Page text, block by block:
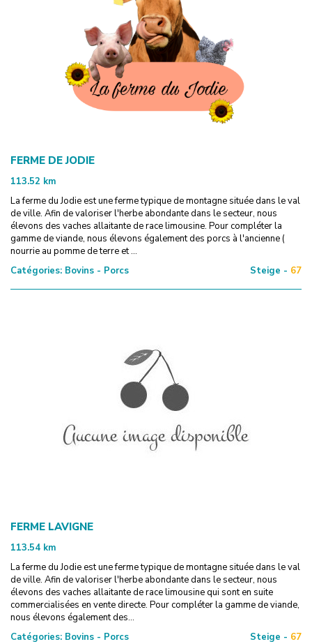
FERME DE JODIE
113.52 km
La ferme du Jodie est une ferme typique de montagne située dans le val
de ville. Afin de valoriser l'herbe abondante dans le secteur, nous
élevons des vaches allaitante de race limousine. Pour compléter la
gamme de viande, nous élevons également des porcs à l'ancienne (
nourrie au pomme de terre et ...
Catégories: Bovins - Porcs Steige - 67
FERME LAVIGNE
113.54 km
La ferme du Jodie est une ferme typique de montagne située dans le val
de ville. Afin de valoriser l'herbe abondante dans le secteur, nous
élevons des vaches allaitante de race limousine qui sont en suite
commercialisées en vente directe. Pour compléter la gamme de viande,
nous élevons également des...
Catégories: Bovins - Porcs Steige - 67